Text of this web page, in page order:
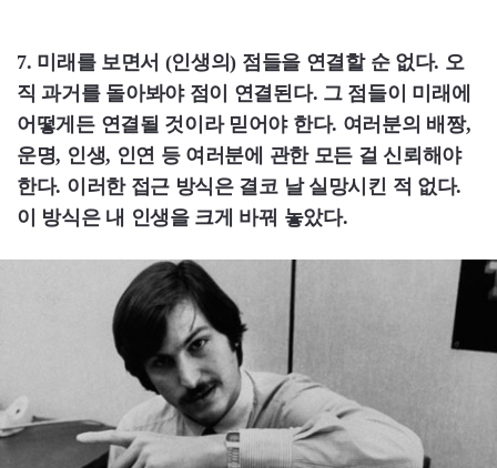
7. 미래를 보면서 (인생의) 점들을 연결할 순 없다. 오
직 과거를 돌아봐야 점이 연결된다. 그 점들이 미래에
어떻게든 연결될 것이라 믿어야 한다. 여러분의 배짱,
운명, 인생, 인연 등 여러분에 관한 모든 걸 신뢰해야
한다. 이러한 접근 방식은 결코 날 실망시킨 적 없다.
이 방식은 내 인생을 크게 바꿔 놓았다.